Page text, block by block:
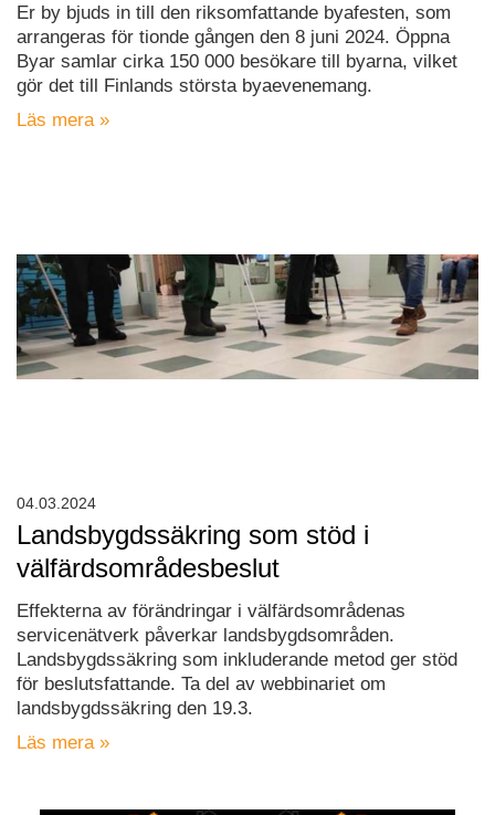
Er by bjuds in till den riksomfattande byafesten, som
arrangeras för tionde gången den 8 juni 2024. Öppna
Byar samlar cirka 150 000 besökare till byarna, vilket
gör det till Finlands största byaevenemang.
Läs mera »
Landsbygdssäkring som stöd i
välfärdsområdesbeslut
Effekterna av förändringar i välfärdsområdenas
servicenätverk påverkar landsbygdsområden.
Landsbygdssäkring som inkluderande metod ger stöd
för beslutsfattande. Ta del av webbinariet om
landsbygdssäkring den 19.3.
Läs mera »
04.03.2024